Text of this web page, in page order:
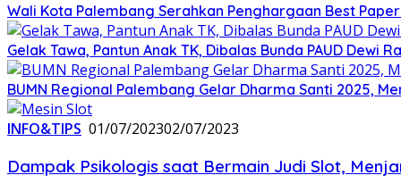
Wali Kota Palembang Serahkan Penghargaan Best
Gelak Tawa, Pantun Anak TK, Dibalas Bunda PAUD Dewi
BUMN Regional Palembang Gelar Dharma Santi 2025,
INFO&TIPS 01/07/202302/07/2023
Dampak Psikologis saat Bermain Judi Slot,